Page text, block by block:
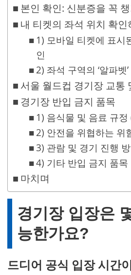
본인 확인: 신분증을 꼭
내 티켓의 좌석 위치 확인
1) 모바일 티켓에 표시
인
2) 좌석 구역의 ‘알파벳
서울 월드컵 경기장 교통
경기장 반입 금지 품목
1) 음식물 및 음료 규
2) 안전을 위협하는 위
3) 관람 및 경기 진행
4) 기타 반입 금지 품목
마치며
경기장 입장은
능한가요?
드디어 공식 입장 시간